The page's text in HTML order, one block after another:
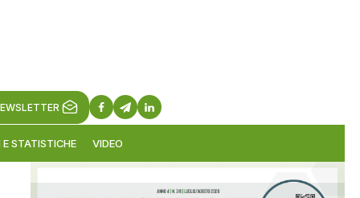
E STATISTICHE VIDEO